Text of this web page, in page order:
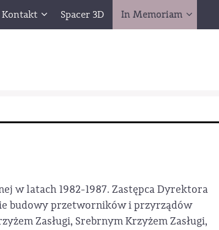
Kontakt Spacer 3D In Memoriam
w latach 1982-1987. Zastępca Dyrektora
budowy przetworników i przyrządów
Zasługi, Srebrnym Krzyżem Zasługi,